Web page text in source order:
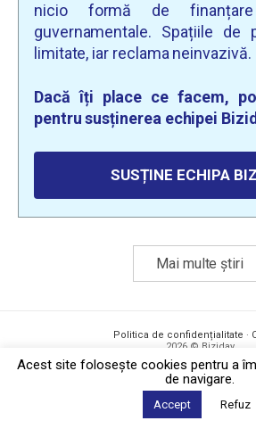
nicio formă de
guvernamentale. Spațiile de
limitate, iar reclama neinvazivă.
Dacă îți place ce facem,
pentru susținerea echipei
SUSȚINE ECHIPA
Mai multe știri
Politica de confidențialitate ·
2026 © Biziday
Acest site foloseşte cookies pentru a
de navigare.
Accept Refuz